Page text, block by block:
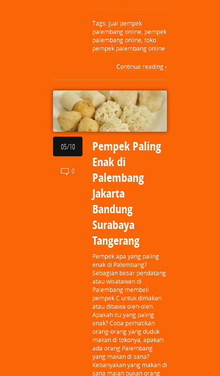
Tags: jual pempek
palembang online, pempek
palembang online, toko
pempek palembang online
Continue reading ›
05/10
0
Pempek Paling
Enak di
Palembang
Jakarta
Bandung
Surabaya
Tangerang
Pempek apa yang paling
enak di Palembang?
Sebagian besar pendatang
atau wisatawan di
Palembang membeli
pempek C untuk dimakan
atau dibawa oleh-oleh.
Apakah itu yang paling
enak? Coba perhatikan
orang-orang yang duduk
makan di tokonya, apakah
ada orang Palembang
yang makan di sana?
Kebanyakan yang makan di
sana malah bukan orang